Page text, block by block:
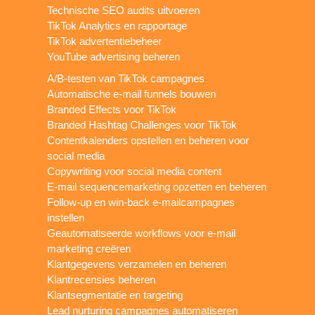
Technische SEO audits uitvoeren
TikTok Analytics en rapportage
TikTok advertentiebeheer
YouTube advertising beheren
A/B-testen van TikTok campagnes
Automatische e-mail funnels bouwen
Branded Effects voor TikTok
Branded Hashtag Challenges voor TikTok
Contentkalenders opstellen en beheren voor
social media
Copywriting voor social media content
E-mail sequencemarketing opzetten en beheren
Follow-up en win-back e-mailcampagnes
instellen
Geautomatiseerde workflows voor e-mail
marketing creëren
Klantgegevens verzamelen en beheren
Klantrecensies beheren
Klantsegmentatie en targeting
Lead nurturing campagnes automatiseren